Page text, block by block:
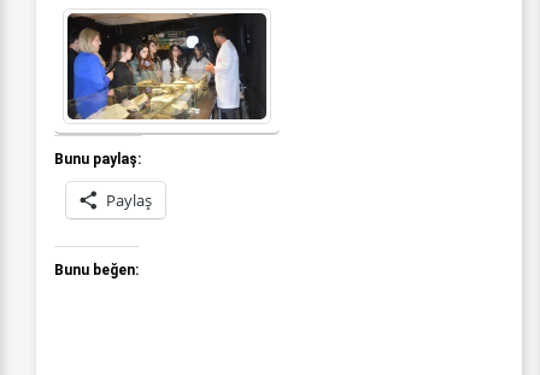
Bunu paylaş:
Paylaş
Bunu beğen: